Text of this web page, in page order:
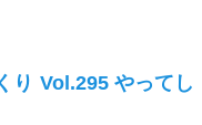
り Vol.295 やってし